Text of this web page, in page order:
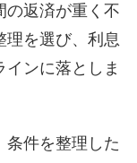
の返済が重く不
理を選び、利息
ンに落としま
条件を整理した